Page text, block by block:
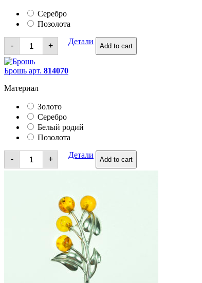
Серебро
Позолота
-
Брошь
quantity
+ Детали
Add to cart
Брошь арт. 814070
Материал
Золото
Серебро
Белый родий
Позолота
-
Брошь
quantity
+ Детали
Add to cart